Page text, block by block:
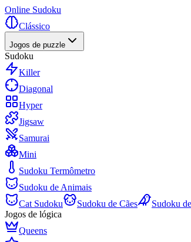
Online Sudoku
Clássico
Jogos de puzzle
Sudoku
Killer
Diagonal
Hyper
Jigsaw
Samurai
Mini
Sudoku Termômetro
Sudoku de Animais
Cat Sudoku
Sudoku de Cães
Sudoku
Jogos de lógica
Queens